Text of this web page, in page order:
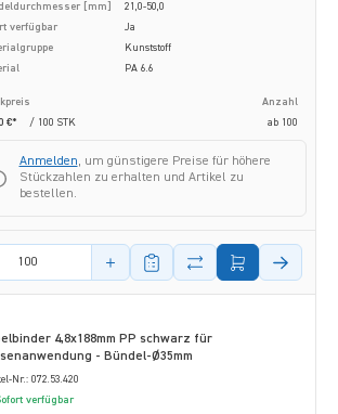
[mm]
21,0-50,0
verfügbar
Ja
Kunststoff
PA 6.6
Anzahl
€*
/ 100 STK ab 100
Anmelden, um günstigere Preise für höhere
Stückzahlen zu erhalten und Artikel zu
bestellen.
4,8x188mm PP schwarz für
- Bündel-Ø35mm
Nr.: 072.53.420
verfügbar